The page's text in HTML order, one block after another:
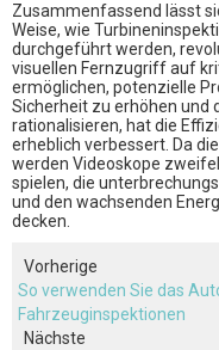
Zusammenfassend lässt
Weise, wie
durchgeführt werden,
visuellen Fernzugriff auf
ermöglichen, potenzielle
Sicherheit zu erhöhen und
rationalisieren, hat die
erheblich verbessert. Da
werden Videoskope
spielen, die
und den wachsenden
decken.
Vorherige
So verwenden Sie das
Fahrzeuginspektionen
Nächste